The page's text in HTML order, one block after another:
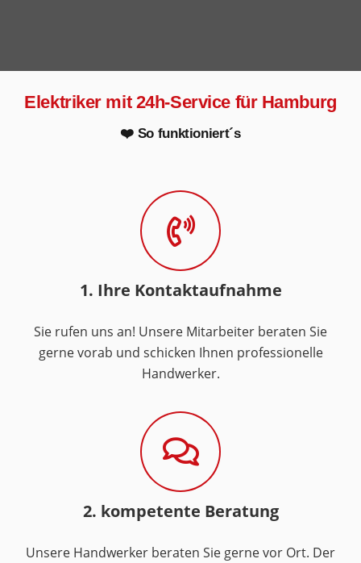
Elektriker mit 24h-Service für Hamburg
❤️ So funktioniert´s
1. Ihre Kontaktaufnahme
Sie rufen uns an! Unsere Mitarbeiter beraten Sie
gerne vorab und schicken Ihnen professionelle
Handwerker.
2. kompetente Beratung
Unsere Handwerker beraten Sie gerne vor Ort. Der